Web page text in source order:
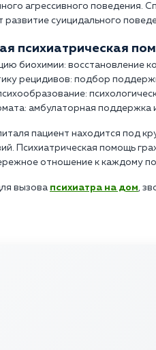
агрессивного поведения.
суицидального
психиатрическая
биохимии: восстановление
рецидивов: подбор
амбулаторная поддержка
пациент находится под
Психиатрическая помощь
отношение к каждому
вызова психиатра на дом,